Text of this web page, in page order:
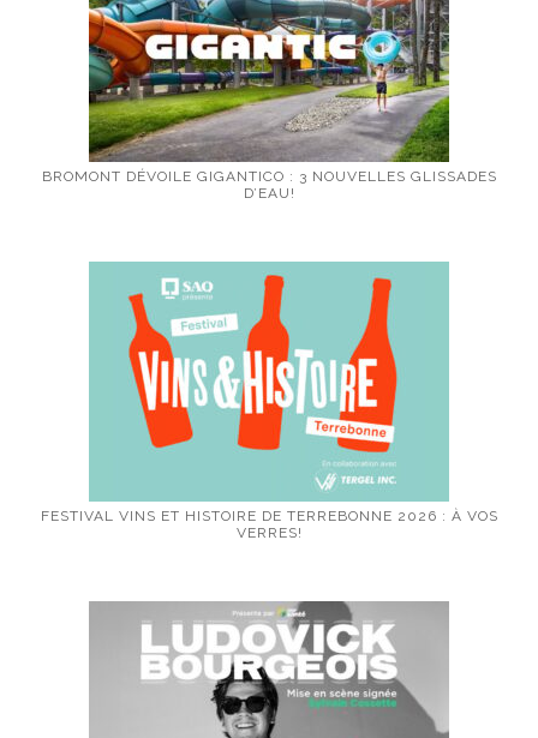
BROMONT DÉVOILE GIGANTICO : 3 NOUVELLES GLISSADES
D’EAU!
FESTIVAL VINS ET HISTOIRE DE TERREBONNE 2026 : À VOS
VERRES!